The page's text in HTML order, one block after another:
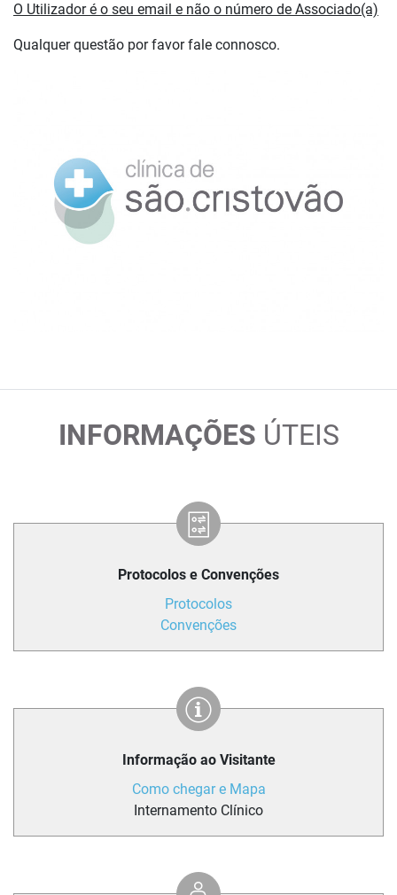
O Utilizador é o seu email e não o número de Associado(a)
Qualquer questão por favor fale connosco.
INFORMAÇÕES ÚTEIS
Protocolos e Convenções
Protocolos
Convenções
Informação ao Visitante
Como chegar e Mapa
Internamento Clínico